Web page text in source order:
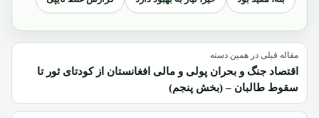
مقاله قبلی در همین دسته
اقتصاد جنگ و بحران پولی و مالی افغانستان از کودتای ثور تا
سقوط طالبان – (بخش پنجم)